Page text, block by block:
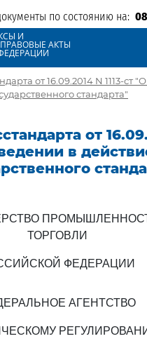
по состоянию на:
И
АКТЫ
от 16.09.2014 N 1113-ст
стандарта"
от
в
ТОРГОВЛИ
ФЕДЕРАЦИИ
АГЕНТСТВО